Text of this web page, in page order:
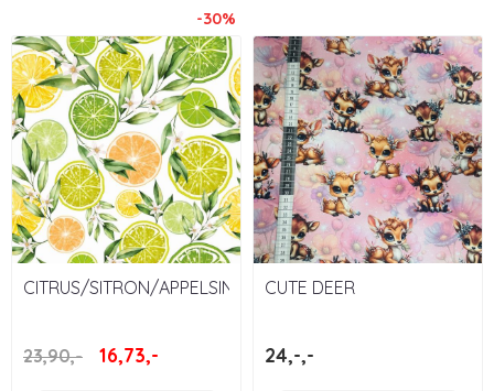
-30%
CITRUS/SITRON/APPELSIN/LIME
23,90,- 16,73,-
CUTE DEER
24,-,-